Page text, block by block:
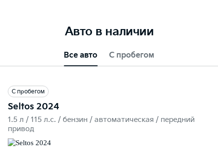
Авто в наличии
Все авто С пробегом
С пробегом
Seltos 2024
1.5 л / 115 л.c. / бензин / автоматическая / передний
привод